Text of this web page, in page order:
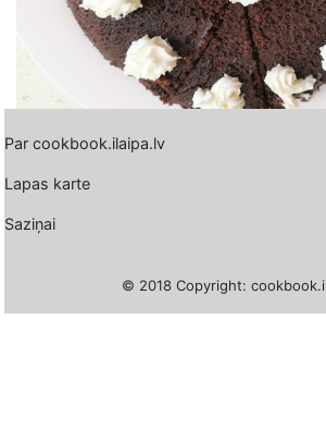
Par cookbook.ilaipa.lv
Lapas karte
Saziņai
© 2018 Copyright: